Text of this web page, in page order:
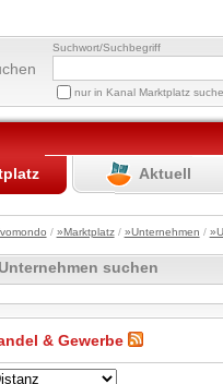
Suchwort/Suchbegriff
nur in Kanal Marktplatz
Aktuell
/ »Marktplatz/ »Unternehmen /
Unternehmen suchen
& Gewerbe